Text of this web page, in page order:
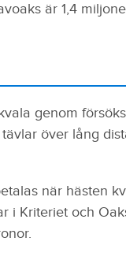
är 1,4
genom
över lång
när hästen
i Kriteriet och